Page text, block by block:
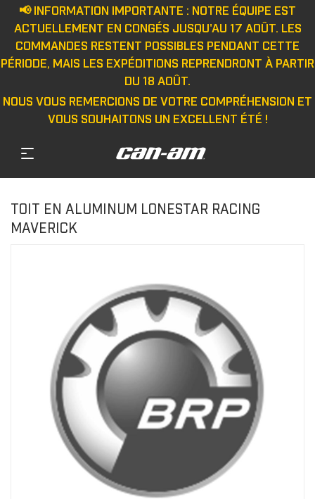
📢 INFORMATION IMPORTANTE : NOTRE ÉQUIPE EST
ACTUELLEMENT EN CONGÉS JUSQU'AU 17 AOÛT. LES
COMMANDES RESTENT POSSIBLES PENDANT CETTE
PÉRIODE, MAIS LES EXPÉDITIONS REPRENDRONT À PARTIR
DU 18 AOÛT.
NOUS VOUS REMERCIONS DE VOTRE COMPRÉHENSION ET
VOUS SOUHAITONS UN EXCELLENT ÉTÉ !
TOIT EN ALUMINUM LONESTAR RACING
MAVERICK